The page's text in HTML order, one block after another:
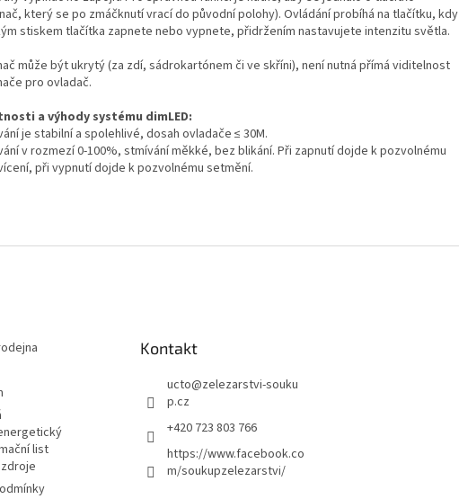
který se po zmáčknutí vrací do původní polohy). Ovládání probíhá na tlačítku, kdy
stiskem tlačítka zapnete nebo vypnete, přidržením nastavujete intenzitu světla.
může být ukrytý (za zdí, sádrokartónem či ve skříni), není nutná přímá viditelnost
pro ovladač.
a výhody systému dimLED:
je stabilní a spolehlivé, dosah ovladače ≤ 30M.
v rozmezí 0-100%, stmívání měkké, bez blikání. Při zapnutí dojde k pozvolnému
při vypnutí dojde k pozvolnému setmění.
list
Kontakt
ucto@zelezarstvi-souku
p.cz
+420 723 803 766
https://www.facebook.co
m/soukupzelezarstvi/